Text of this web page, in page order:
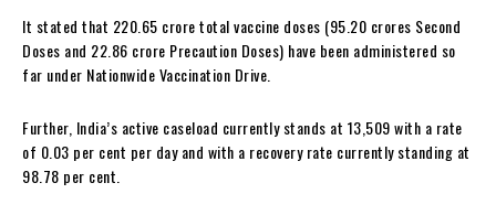
It stated that 220.65 crore total vaccine doses (95.20 crores Second
Doses and 22.86 crore Precaution Doses) have been administered so
far under Nationwide Vaccination Drive.
Further, India’s active caseload currently stands at 13,509 with a rate
of 0.03 per cent per day and with a recovery rate currently standing at
98.78 per cent.